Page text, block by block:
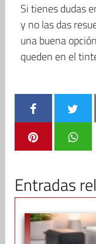
Si tienes dudas
y no las das
una buena
queden en el
Entradas